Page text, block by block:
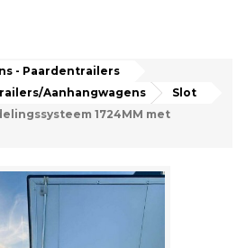
- Paardentrailers
Aanhangwagens
Slot
1724MM met